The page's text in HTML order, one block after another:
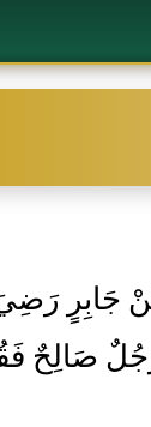
جَابِرٍ
صَالِحٌ